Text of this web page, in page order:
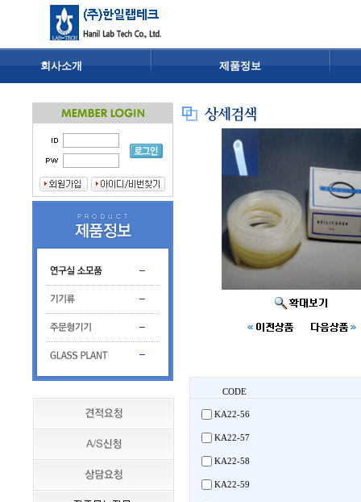
회사소개 제품정보
CODE
KA22-56
KA22-57
KA22-58
KA22-59